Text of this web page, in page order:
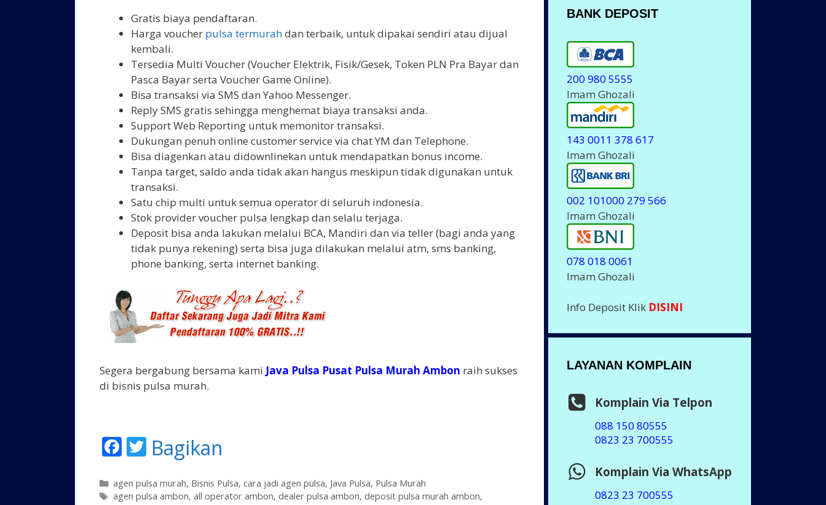
Gratis biaya pendaftaran.
Harga voucher pulsa termurahdan terbaik, untuk dipakai sendiri atau dijual
kembali.
Tersedia Multi Voucher (Voucher Elektrik, Fisik/Gesek, Token PLN Pra Bayar dan
Pasca Bayar serta Voucher Game Online).
Bisa transaksi via SMS dan Yahoo Messenger.
Reply SMS gratis sehingga menghemat biaya transaksi anda.
Support Web Reporting untuk memonitor transaksi.
Dukungan penuh online customer service via chat YM dan Telephone.
Bisa diagenkan atau didownlinekan untuk mendapatkan bonus income.
Tanpa target, saldo anda tidak akan hangus meskipun tidak digunakan untuk
transaksi.
Satu chip multi untuk semua operator di seluruh indonesia.
Stok provider voucher pulsa lengkap dan selalu terjaga.
Deposit bisa anda lakukan melalui BCA, Mandiri dan via teller (bagi anda yang
tidak punya rekening) serta bisa juga dilakukan melalui atm, sms banking,
phone banking, serta internet banking.
Segera bergabung bersama kami Java Pulsa Pusat Pulsa Murah Ambon raih sukses
di bisnis pulsa murah.
F
e
T
itt
Bagikan
K
a
agen pulsa murah, Bisnis Pulsa, cara jadi agen pulsa, Java Pulsa, Pulsa Murah
T
agen pulsa ambon, all operator ambon, dealer pulsa ambon, deposit pulsa murah ambon,
BANK DEPOSIT
200 980 5555
Imam Ghozali
143 0011 378 617
Imam Ghozali
002 101000 279 566
Imam Ghozali
078 018 0061
Imam Ghozali
Info Deposit Klik DISINI
LAYANAN KOMPLAIN
Komplain Via Telpon
088 150 80555
0823 23 700555
Komplain Via WhatsApp
0823 23 700555